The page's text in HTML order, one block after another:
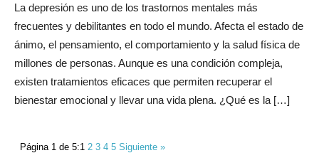
La depresión es uno de los trastornos mentales más
frecuentes y debilitantes en todo el mundo. Afecta el estado de
ánimo, el pensamiento, el comportamiento y la salud física de
millones de personas. Aunque es una condición compleja,
existen tratamientos eficaces que permiten recuperar el
bienestar emocional y llevar una vida plena. ¿Qué es la […]
Página 1 de 5:1 2345Siguiente »